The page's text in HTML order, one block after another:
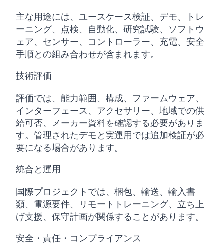
主な用途には、ユースケース検証、デモ、トレ
ーニング、点検、自動化、研究試験、ソフトウ
ェア、センサー、コントローラー、充電、安全
手順との組み合わせが含まれます。
技術評価
評価では、能力範囲、構成、ファームウェア、
インターフェース、アクセサリー、地域での供
給可否、メーカー資料を確認する必要がありま
す。管理されたデモと実運用では追加検証が必
要になる場合があります。
統合と運用
国際プロジェクトでは、梱包、輸送、輸入書
類、電源要件、リモートトレーニング、立ち上
げ支援、保守計画が関係することがあります。
安全・責任・コンプライアンス